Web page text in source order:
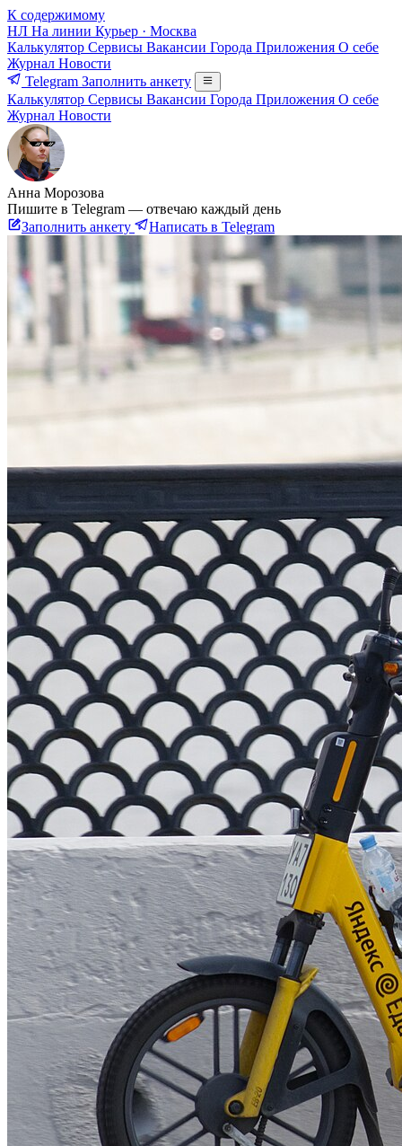
К содержимому
НЛ На линии Курьер · Москва
Калькулятор Сервисы Вакансии Города Приложения О себе
Журнал Новости
Telegram Заполнить анкету
Калькулятор Сервисы Вакансии Города Приложения О себе
Журнал Новости
Анна Морозова
Пишите в Telegram — отвечаю каждый день
Заполнить анкету
Написать в Telegram